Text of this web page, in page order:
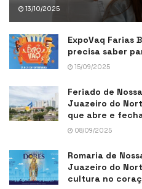
13/10/2025
ExpoVaq Farias
precisa saber
15/09/2025
Feriado de
Juazeiro do
que abre e
08/09/2025
Romaria de
Juazeiro do
cultura no